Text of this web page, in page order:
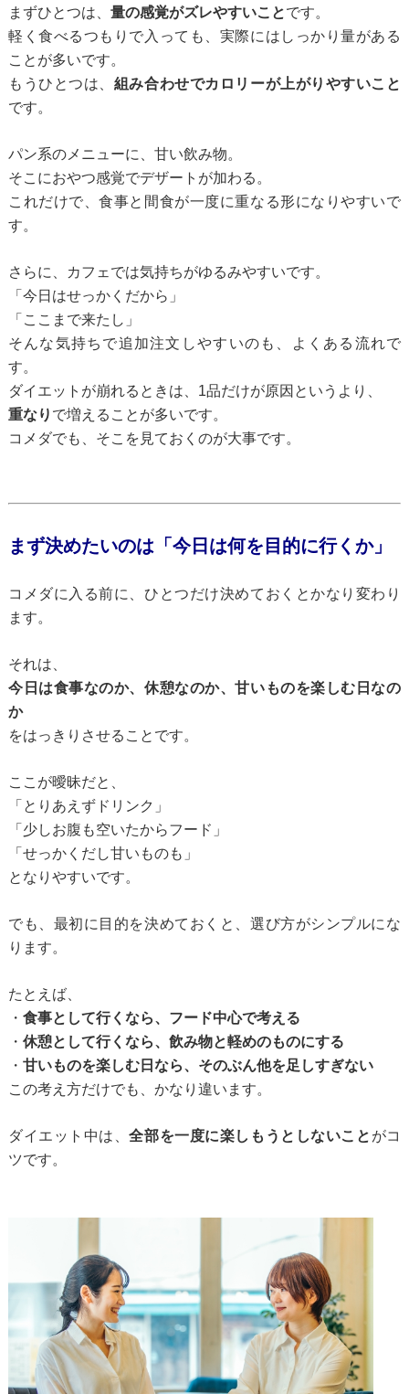
まずひとつは、 量の感覚がズレやすいことです。
軽く食べるつもりで入っても、実際にはしっかり量がある
ことが多いです。
もうひとつは、 組み合わせでカロリーが上がりやすいこと
です。
パン系のメニューに、甘い飲み物。
そこにおやつ感覚でデザートが加わる。
これだけで、食事と間食が一度に重なる形になりやすいで
す。
さらに、カフェでは気持ちがゆるみやすいです。
「今日はせっかくだから」
「ここまで来たし」
そんな気持ちで追加注文しやすいのも、よくある流れで
す。
ダイエットが崩れるときは、1品だけが原因というより、
重なり で増えることが多いです。
コメダでも、そこを見ておくのが大事です。
まず決めたいのは「今日は何を目的に行くか」
コメダに入る前に、ひとつだけ決めておくとかなり変わり
ます。
それは、
今日は食事なのか、休憩なのか、甘いものを楽しむ日なの
か
をはっきりさせることです。
ここが曖昧だと、
「とりあえずドリンク」
「少しお腹も空いたからフード」
「せっかくだし甘いものも」
となりやすいです。
でも、最初に目的を決めておくと、選び方がシンプルにな
ります。
たとえば、
・ 食事として行くなら、フード中心で考える
・ 休憩として行くなら、飲み物と軽めのものにする
・ 甘いものを楽しむ日なら、そのぶん他を足しすぎない
この考え方だけでも、かなり違います。
ダイエット中は、全部を一度に楽しもうとしないこと がコ
ツです。